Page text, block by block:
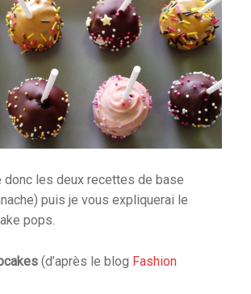
donc les deux recettes de base
puis je vous expliquerai le
pops.
(d’après le blog Fashion